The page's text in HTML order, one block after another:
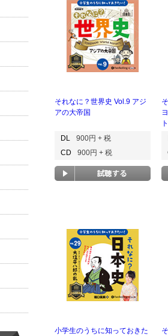
それなに？世界史 Vol.9 アジ
アの大帝国
DL
900円 + 税
CD
900円 + 税
小学生のうちに知っておきた